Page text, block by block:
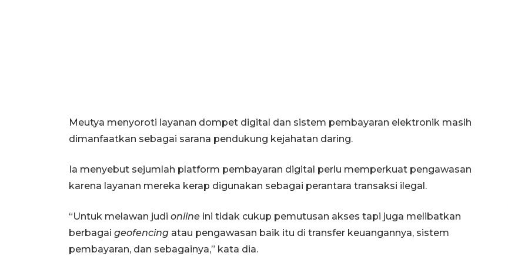
Meutya menyoroti layanan dompet digital dan sistem pembayaran elektronik masih
dimanfaatkan sebagai sarana pendukung kejahatan daring.
Ia menyebut sejumlah platform pembayaran digital perlu memperkuat pengawasan
karena layanan mereka kerap digunakan sebagai perantara transaksi ilegal.
“Untuk melawan judi online ini tidak cukup pemutusan akses tapi juga melibatkan
berbagai geofencing atau pengawasan baik itu di transfer keuangannya, sistem
pembayaran, dan sebagainya,” kata dia.